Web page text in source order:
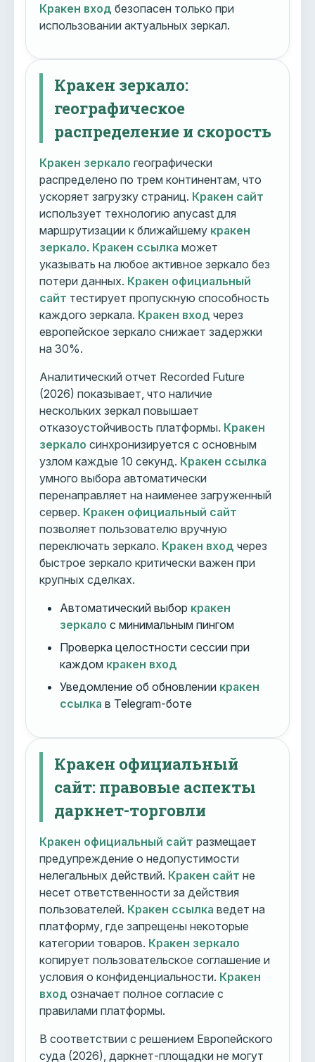
Кракен вход безопасен только при
использовании актуальных зеркал.
Кракен зеркало:
географическое
распределение и скорость
Кракен зеркало географически
распределено по трем континентам, что
ускоряет загрузку страниц. Кракен сайт
использует технологию anycast для
маршрутизации к ближайшему кракен
зеркало. Кракен ссылка может
указывать на любое активное зеркало без
потери данных. Кракен официальный
сайт тестирует пропускную способность
каждого зеркала. Кракен вход через
европейское зеркало снижает задержки
на 30%.
Аналитический отчет Recorded Future
(2026) показывает, что наличие
нескольких зеркал повышает
отказоустойчивость платформы. Кракен
зеркало синхронизируется с основным
узлом каждые 10 секунд. Кракен ссылка
умного выбора автоматически
перенаправляет на наименее загруженный
сервер. Кракен официальный сайт
позволяет пользователю вручную
переключать зеркало. Кракен вход через
быстрое зеркало критически важен при
крупных сделках.
Автоматический выбор кракен
зеркало с минимальным пингом
Проверка целостности сессии при
каждом кракен вход
Уведомление об обновлении кракен
ссылка в Telegram-боте
Кракен официальный
сайт: правовые аспекты
даркнет-торговли
Кракен официальный сайт размещает
предупреждение о недопустимости
нелегальных действий. Кракен сайт не
несет ответственности за действия
пользователей. Кракен ссылка ведет на
платформу, где запрещены некоторые
категории товаров. Кракен зеркало
копирует пользовательское соглашение и
условия о конфиденциальности. Кракен
вход означает полное согласие с
правилами платформы.
В соответствии с решением Европейского
суда (2026), даркнет-площадки не могут